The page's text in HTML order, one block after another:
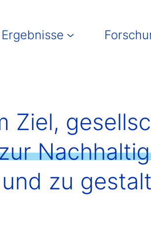
Ergebnisse
Ziel,
zu